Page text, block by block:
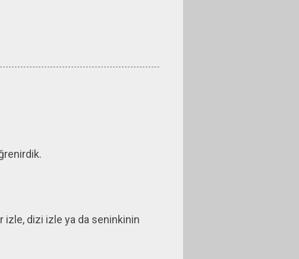
izle, dizi izle ya da seninkinin